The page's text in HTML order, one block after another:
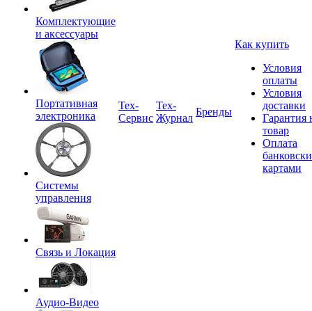
Комплектующие
и аксессуары
Портативная
электроника
Системы
управления
Связь и Локация
Аудио-Видео
Tex-
Сервис
Тех-
Журнал
Бренды
Как купить
Условия
оплаты
Условия
доставки
Гарантия
товар
Оплата
картами